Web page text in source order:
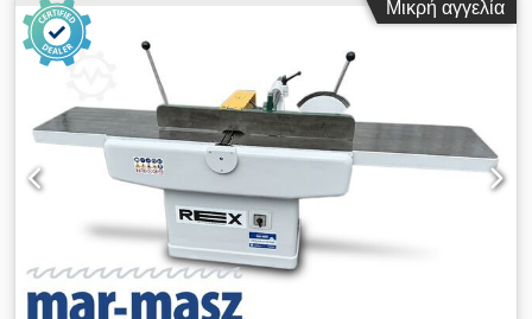
Διάμετρος κολώνας: 115 mm Επιφάνεια τραπεζιού -
χρησιμοποιήσιμη: 514 x 360 mm Αριθμός αυλακώσεων T -
πλάτος - απόσταση: 2 x 14 x 224 mm Απόσταση άτρακτου-
τραπέζι μηχανής ελάχιστο/μέγιστο: 117 / 701 mm
Τροφοδοσία: 0,10 + 0,20 mm/στροφή Στροφές ατράκτου: 160
- 2250 στροφές/λεπτό Συνολική ισχύς απαιτούμενη: 1,45 / 1,9
kW Ύψος μηχανής: 1840 mm Βάρος μηχανής περ.: 285 kg
Κολωνοειδές δράπανο ALZMETALL ALZSTAR 40 SV με
σύστημα ψυκτικού τύπου Β που αποτελείται από: Ξεχωριστό
δοχείο, αντλία με διακόπτη προστασίας κινητήρα, πλήρη
διανομέα. Τυπικός εξοπλισμός: - Κουμπί μανιταριού (μονής
θέσης) για ΕΚΤΑΚΤΗ ΔΙΑΚΟΠΗ - Διακόπτης για δεξιό/
Μικρή αγγελία